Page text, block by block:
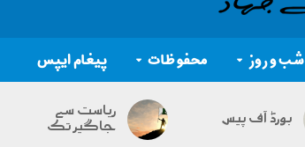
شب و روز محفوظات پیغام ایپس
بورڈ آف پیس
ریاست سے
جاگیر تک